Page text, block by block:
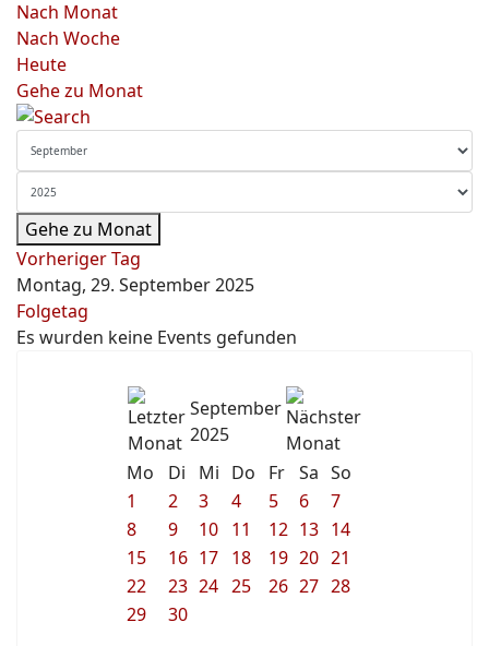
Nach Monat
Nach Woche
Heute
Gehe zu Monat
Gehe zu Monat
Vorheriger Tag
Montag, 29. September 2025
Folgetag
Es wurden keine Events gefunden
September
2025
Mo
Di Mi Do Fr Sa So
1
2 3 4 5 6
7
8
9 10 11 12 13 14
15
16 17 18 19 20 21
22
23 24 25 26 27 28
29
30